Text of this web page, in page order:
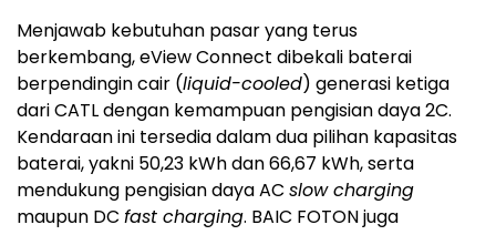
Menjawab kebutuhan pasar yang terus
berkembang, eView Connect dibekali baterai
berpendingin cair (liquid-cooled) generasi ketiga
dari CATL dengan kemampuan pengisian daya 2C.
Kendaraan ini tersedia dalam dua pilihan kapasitas
baterai, yakni 50,23 kWh dan 66,67 kWh, serta
mendukung pengisian daya AC slow charging
maupun DC fast charging. BAIC FOTON juga